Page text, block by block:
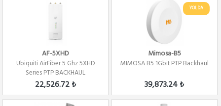
AF-5XHD
Ubiquiti AirFiber 5 Ghz 5XHD
Series PTP BACKHAUL
22,526.72 ₺
YOLDA
Mimosa-B5
MIMOSA B5 1Gbit PTP Backhaul
39,873.24 ₺